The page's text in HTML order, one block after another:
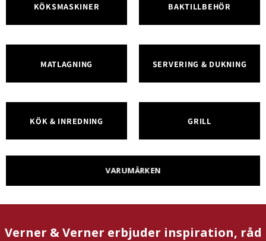
KÖKSMASKINER BAKTILLBEHÖR
MATLAGNING SERVERING & DUKNING
KÖK & INREDNING GRILL
VARUMÄRKEN
Verner & Verner erbjuder inspiration, råd